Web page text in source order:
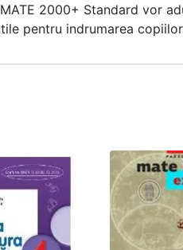
2000+ Standard vor
pentru indrumarea